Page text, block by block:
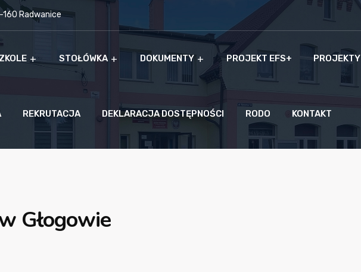
160 Radwanice
STOŁÓWKA DOKUMENTY PROJEKT EFS+ PROJEKTY
REKRUTACJA DEKLARACJA DOSTĘPNOŚCI RODO KONTAKT
Głogowie